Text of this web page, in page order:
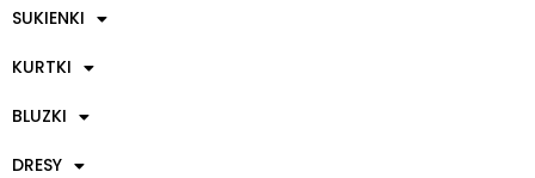
SUKIENKI
KURTKI
BLUZKI
DRESY